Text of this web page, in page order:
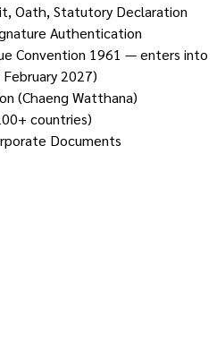
Oath, Statutory Declaration
Authentication
Convention 1961 — enters into
2027)
(Chaeng Watthana)
countries)
Documents